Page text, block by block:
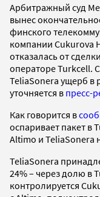
Арбитражный суд
вынес
финского
компании Cukurova
отказалась от
операторе Turkcell.
TeliaSonera ущерб в
уточняется в пресс-
Как говорится в
оспаривает пакет в
Altimo и TeliaSonera
TeliaSonera
24% – через долю в
контролируется